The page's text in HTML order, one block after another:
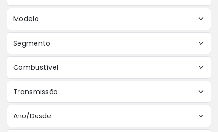
Modelo
Segmento
Combustível
Transmissão